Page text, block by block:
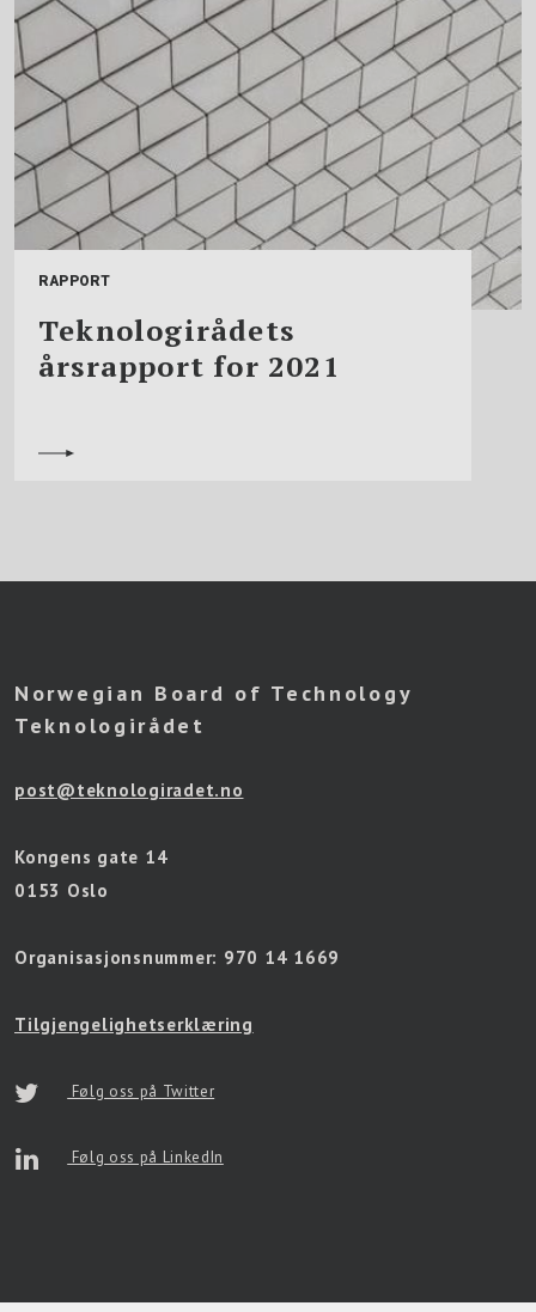
RAPPORT
Teknologirådets
årsrapport for 2021
Norwegian Board of Technology
Teknologirådet
post@teknologiradet.no
Kongens gate 14
0153 Oslo
Organisasjonsnummer: 970 14 1669
Tilgjengelighetserklæring
Følg oss på Twitter
Følg oss på LinkedIn